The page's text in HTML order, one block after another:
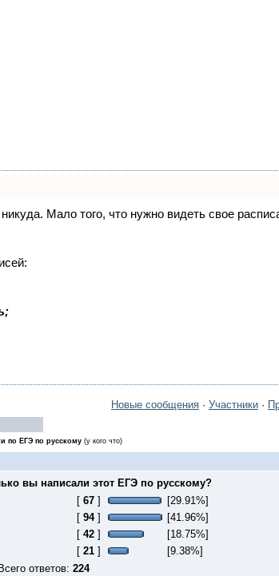
Мало того, что нужно видеть свое
Новые сообщения · Участники ·
по ЕГЭ по русскому (у кого что)
вы написали этот ЕГЭ по русскому?
[ 67]
[29.91%]
[ 94]
[41.96%]
[ 42]
[18.75%]
[ 21]
[9.38%]
Всего ответов: 224